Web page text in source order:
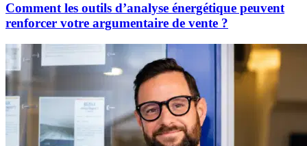
Comment les outils d’analyse énergétique peuvent
renforcer votre argumentaire de vente ?